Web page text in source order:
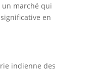
un marché qui
en
indienne des